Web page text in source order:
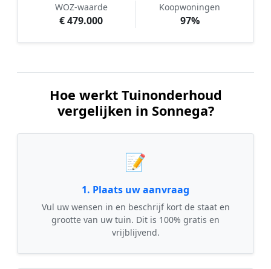
WOZ-waarde
€ 479.000
Koopwoningen
97%
Hoe werkt Tuinonderhoud
vergelijken in Sonnega?
📝
1. Plaats uw aanvraag
Vul uw wensen in en beschrijf kort de staat en
grootte van uw tuin. Dit is 100% gratis en
vrijblijvend.